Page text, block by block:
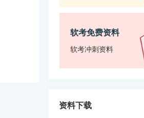
软考免费资料
软考冲刺资料
资料下载